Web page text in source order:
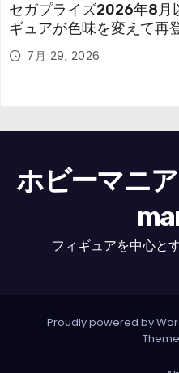
セガプライズ2026年8月
ギュアが色味を変えて再
7月 29, 2026
ホビーマニ
フィギュアを中心と
Proudly powered by